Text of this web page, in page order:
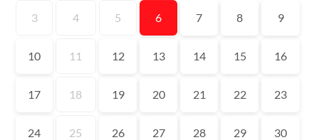
3 4 5 6 7 8 9
10 11 12 13 14 15 16
17 18 19 20 21 22 23
24 25 26 27 28 29 30